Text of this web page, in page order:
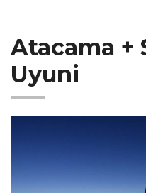
Atacama +
Uyuni